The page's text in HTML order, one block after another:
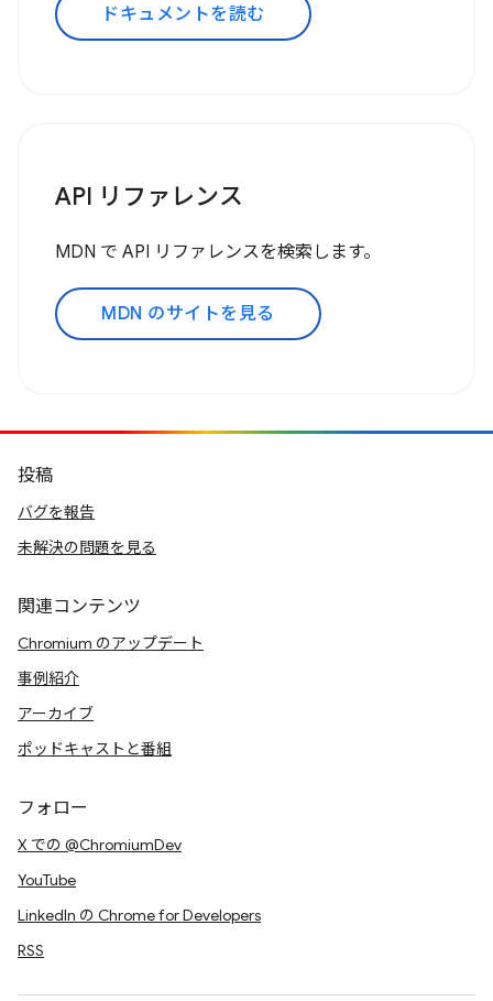
ドキュメントを読む
API リファレンス
MDN で API リファレンスを検索します。
MDN のサイトを見る
投稿
バグを報告
未解決の問題を見る
関連コンテンツ
Chromium のアップデート
事例紹介
アーカイブ
ポッドキャストと番組
フォロー
X での @ChromiumDev
YouTube
LinkedIn の Chrome for Developers
RSS